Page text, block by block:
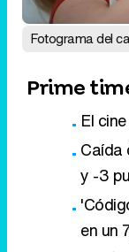
Caída
en un
punto
Triste